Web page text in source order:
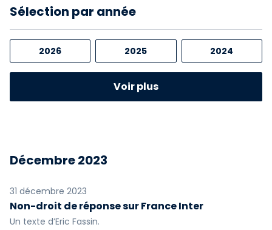
Boutique
Sélection par année
2026 2025 2024
2022
2014
2011
2008
Voir plus
Décembre 2023
31 décembre 2023
Non-droit de réponse sur France Inter
Un texte d’Eric Fassin.